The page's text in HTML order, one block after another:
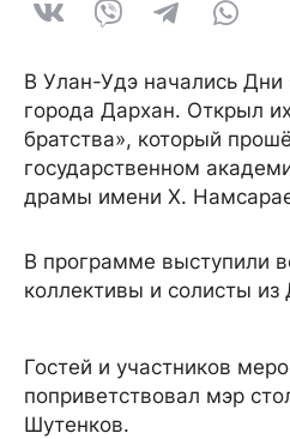
В Улан-Удэ начались Дни
города Дархан. Открыл
братства», который
государственном
драмы имени Х.
В программе выступили
коллективы и солисты
Гостей и участников
поприветствовал мэр
Шутенков.